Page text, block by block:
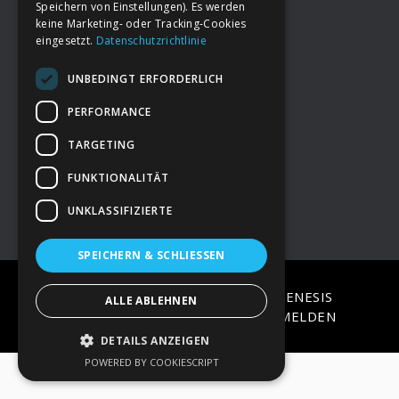
FooterDeine Spende
→ Impressum
→Kontakt zum PAO Team
COPYRIGHT © 2026 · ON
GENESIS
FRAMEWORK·WORDPRESS·ANMELDEN
Speichern von Einstellungen). Es werden
keine Marketing- oder Tracking-Cookies
eingesetzt. Datenschutzrichtlinie
UNBEDINGT ERFORDERLICH
PERFORMANCE
TARGETING
FUNKTIONALITÄT
UNKLASSIFIZIERTE
SPEICHERN & SCHLIESSEN
ALLE ABLEHNEN
DETAILS ANZEIGEN
POWERED BY COOKIESCRIPT